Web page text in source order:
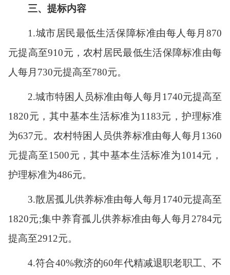
三、提标内容
1 .城市居民最低生活保障标准由每人每月 870
元提高至910元，农村居民最低生活保障标准由每
人每月 730元提高至780元。
2.城市特困人员标准由每人每月 1740元提高至
1820元 ，其中基本生活标准为1 183元，护理标准
为637元。 农村特困人员供养标准由每人每月 1360
元提高至1 500元 ，其中基本生活标准为1014元，
护理标准为486元。
3.散居孤儿供养标准由每人每月 1740元提高至
1820元;集中养育孤儿供养标准由每人每月 2784元
提高至2912元。
4.符合40%救济的60年代精减退职老职工、不